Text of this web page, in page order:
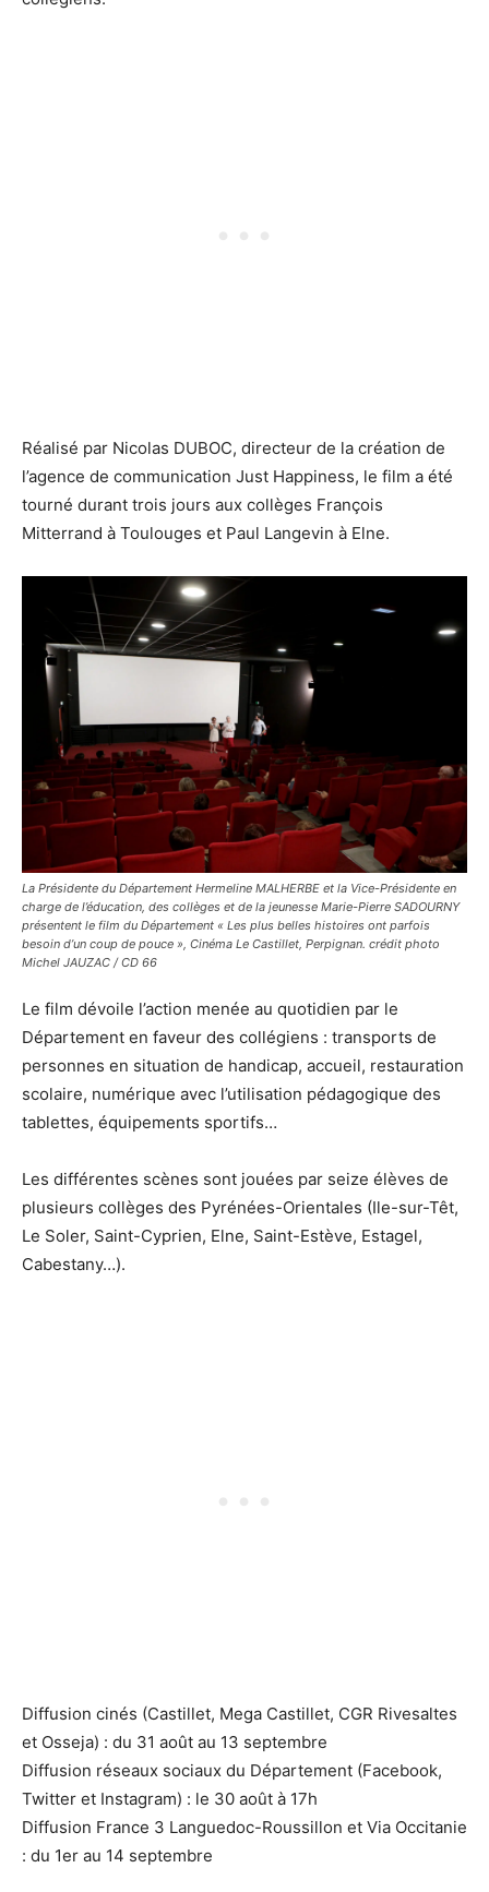
Réalisé par Nicolas DUBOC, directeur de la création de
l’agence de communication Just Happiness, le film a été
tourné durant trois jours aux collèges François
Mitterrand à Toulouges et Paul Langevin à Elne.
La Présidente du Département Hermeline MALHERBE et la Vice-Présidente en
charge de l’éducation, des collèges et de la jeunesse Marie-Pierre SADOURNY
présentent le film du Département « Les plus belles histoires ont parfois
besoin d’un coup de pouce », Cinéma Le Castillet, Perpignan. crédit photo
Michel JAUZAC / CD 66
Le film dévoile l’action menée au quotidien par le
Département en faveur des collégiens : transports de
personnes en situation de handicap, accueil, restauration
scolaire, numérique avec l’utilisation pédagogique des
tablettes, équipements sportifs…
Les différentes scènes sont jouées par seize élèves de
plusieurs collèges des Pyrénées-Orientales (Ile-sur-Têt,
Le Soler, Saint-Cyprien, Elne, Saint-Estève, Estagel,
Cabestany…).
Diffusion cinés (Castillet, Mega Castillet, CGR Rivesaltes
et Osseja) : du 31 août au 13 septembre
Diffusion réseaux sociaux du Département (Facebook,
Twitter et Instagram) : le 30 août à 17h
Diffusion France 3 Languedoc-Roussillon et Via Occitanie
: du 1er au 14 septembre